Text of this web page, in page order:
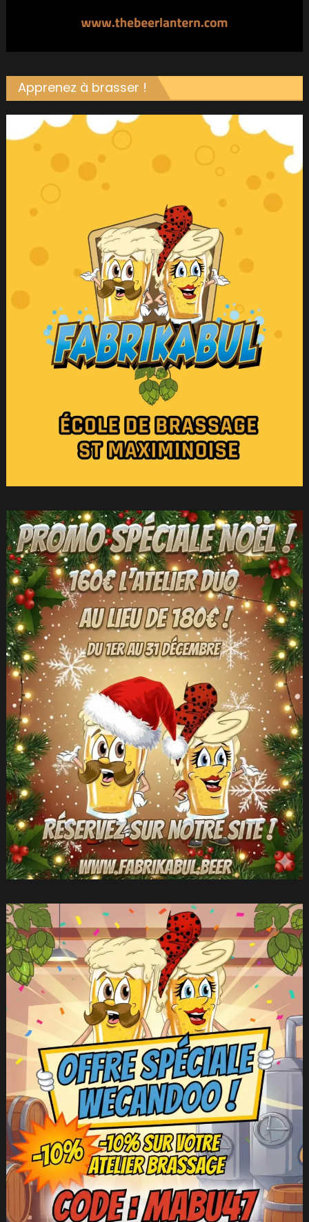
Apprenez à brasser !